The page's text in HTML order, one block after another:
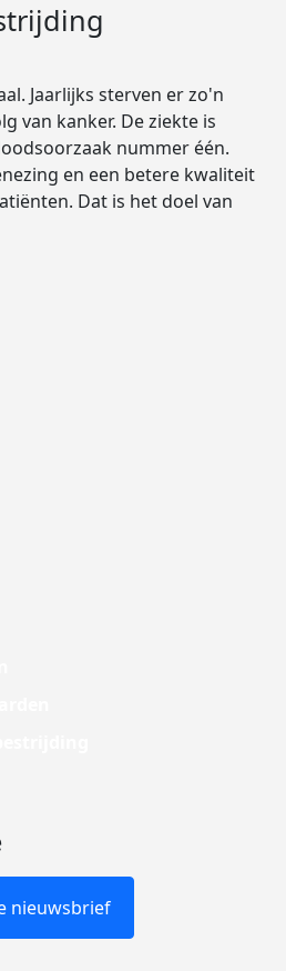
Jaarlijks sterven er zo'n
van kanker. De ziekte is
nummer één.
en een betere kwaliteit
Dat is het doel van
nieuwsbrief